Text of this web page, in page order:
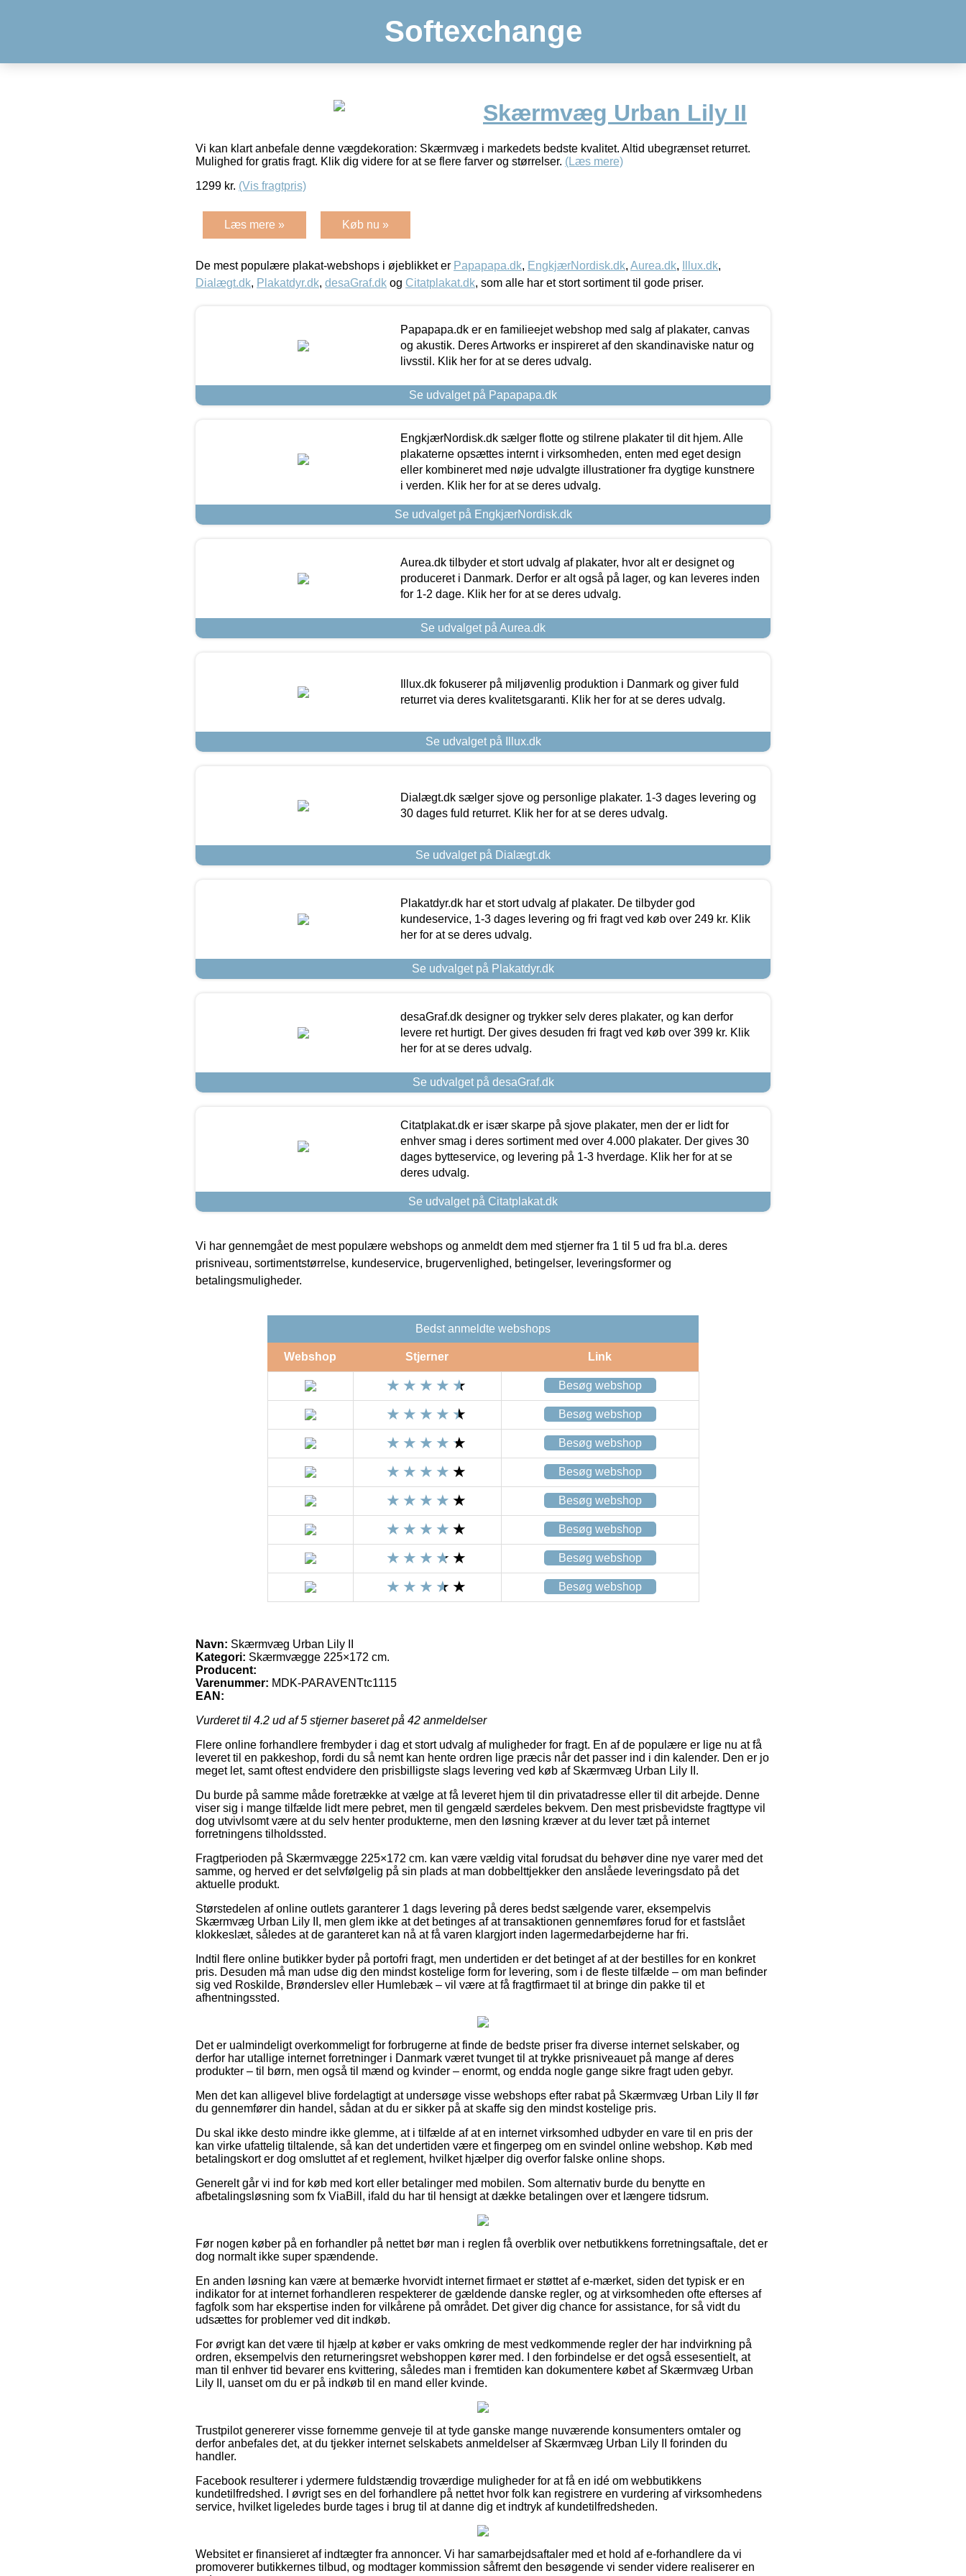
Softexchange
Skærmvæg Urban Lily II
Vi kan klart anbefale denne vægdekoration: Skærmvæg i markedets bedste kvalitet. Altid ubegrænset returret.
Mulighed for gratis fragt. Klik dig videre for at se flere farver og størrelser. (Læs mere)
1299 kr. (Vis fragtpris)
Læs mere » Køb nu »
De mest populære plakat-webshops i øjeblikket er Papapapa.dk, EngkjærNordisk.dk, Aurea.dk, Illux.dk,
Dialægt.dk, Plakatdyr.dk, desaGraf.dk og Citatplakat.dk, som alle har et stort sortiment til gode priser.
Papapapa.dk er en familieejet webshop med salg af plakater, canvas
og akustik. Deres Artworks er inspireret af den skandinaviske natur og
livsstil. Klik her for at se deres udvalg.
Se udvalget på Papapapa.dk
EngkjærNordisk.dk sælger flotte og stilrene plakater til dit hjem. Alle
plakaterne opsættes internt i virksomheden, enten med eget design
eller kombineret med nøje udvalgte illustrationer fra dygtige kunstnere
i verden. Klik her for at se deres udvalg.
Se udvalget på EngkjærNordisk.dk
Aurea.dk tilbyder et stort udvalg af plakater, hvor alt er designet og
produceret i Danmark. Derfor er alt også på lager, og kan leveres inden
for 1-2 dage. Klik her for at se deres udvalg.
Se udvalget på Aurea.dk
Illux.dk fokuserer på miljøvenlig produktion i Danmark og giver fuld
returret via deres kvalitetsgaranti. Klik her for at se deres udvalg.
Se udvalget på Illux.dk
Dialægt.dk sælger sjove og personlige plakater. 1-3 dages levering og
30 dages fuld returret. Klik her for at se deres udvalg.
Se udvalget på Dialægt.dk
Plakatdyr.dk har et stort udvalg af plakater. De tilbyder god
kundeservice, 1-3 dages levering og fri fragt ved køb over 249 kr. Klik
her for at se deres udvalg.
Se udvalget på Plakatdyr.dk
desaGraf.dk designer og trykker selv deres plakater, og kan derfor
levere ret hurtigt. Der gives desuden fri fragt ved køb over 399 kr. Klik
her for at se deres udvalg.
Se udvalget på desaGraf.dk
Citatplakat.dk er især skarpe på sjove plakater, men der er lidt for
enhver smag i deres sortiment med over 4.000 plakater. Der gives 30
dages bytteservice, og levering på 1-3 hverdage. Klik her for at se
deres udvalg.
Se udvalget på Citatplakat.dk
Vi har gennemgået de mest populære webshops og anmeldt dem med stjerner fra 1 til 5 ud fra bl.a. deres
prisniveau, sortimentstørrelse, kundeservice, brugervenlighed, betingelser, leveringsformer og
betalingsmuligheder.
Bedst anmeldte webshops
Webshop Stjerner Link
Besøg webshop
Besøg webshop
Besøg webshop
Besøg webshop
Besøg webshop
Besøg webshop
Besøg webshop
Besøg webshop
Navn: Skærmvæg Urban Lily II
Kategori: Skærmvægge 225×172 cm.
Producent:
Varenummer: MDK-PARAVENTtc1115
EAN:
Vurderet til 4.2 ud af 5 stjerner baseret på 42 anmeldelser
Flere online forhandlere frembyder i dag et stort udvalg af muligheder for fragt. En af de populære er lige nu at få
leveret til en pakkeshop, fordi du så nemt kan hente ordren lige præcis når det passer ind i din kalender. Den er jo
meget let, samt oftest endvidere den prisbilligste slags levering ved køb af Skærmvæg Urban Lily II.
Du burde på samme måde foretrække at vælge at få leveret hjem til din privatadresse eller til dit arbejde. Denne
viser sig i mange tilfælde lidt mere pebret, men til gengæld særdeles bekvem. Den mest prisbevidste fragttype vil
dog utvivlsomt være at du selv henter produkterne, men den løsning kræver at du lever tæt på internet
forretningens tilholdssted.
Fragtperioden på Skærmvægge 225×172 cm. kan være vældig vital forudsat du behøver dine nye varer med det
samme, og herved er det selvfølgelig på sin plads at man dobbelttjekker den anslåede leveringsdato på det
aktuelle produkt.
Størstedelen af online outlets garanterer 1 dags levering på deres bedst sælgende varer, eksempelvis
Skærmvæg Urban Lily II, men glem ikke at det betinges af at transaktionen gennemføres forud for et fastslået
klokkeslæt, således at de garanteret kan nå at få varen klargjort inden lagermedarbejderne har fri.
Indtil flere online butikker byder på portofri fragt, men undertiden er det betinget af at der bestilles for en konkret
pris. Desuden må man udse dig den mindst kostelige form for levering, som i de fleste tilfælde – om man befinder
sig ved Roskilde, Brønderslev eller Humlebæk – vil være at få fragtfirmaet til at bringe din pakke til et
afhentningssted.
Det er ualmindeligt overkommeligt for forbrugerne at finde de bedste priser fra diverse internet selskaber, og
derfor har utallige internet forretninger i Danmark været tvunget til at trykke prisniveauet på mange af deres
produkter – til børn, men også til mænd og kvinder – enormt, og endda nogle gange sikre fragt uden gebyr.
Men det kan alligevel blive fordelagtigt at undersøge visse webshops efter rabat på Skærmvæg Urban Lily II før
du gennemfører din handel, sådan at du er sikker på at skaffe sig den mindst kostelige pris.
Du skal ikke desto mindre ikke glemme, at i tilfælde af at en internet virksomhed udbyder en vare til en pris der
kan virke ufattelig tiltalende, så kan det undertiden være et fingerpeg om en svindel online webshop. Køb med
betalingskort er dog omsluttet af et reglement, hvilket hjælper dig overfor falske online shops.
Generelt går vi ind for køb med kort eller betalinger med mobilen. Som alternativ burde du benytte en
afbetalingsløsning som fx ViaBill, ifald du har til hensigt at dække betalingen over et længere tidsrum.
Før nogen køber på en forhandler på nettet bør man i reglen få overblik over netbutikkens forretningsaftale, det er
dog normalt ikke super spændende.
En anden løsning kan være at bemærke hvorvidt internet firmaet er støttet af e-mærket, siden det typisk er en
indikator for at internet forhandleren respekterer de gældende danske regler, og at virksomheden ofte efterses af
fagfolk som har ekspertise inden for vilkårene på området. Det giver dig chance for assistance, for så vidt du
udsættes for problemer ved dit indkøb.
For øvrigt kan det være til hjælp at køber er vaks omkring de mest vedkommende regler der har indvirkning på
ordren, eksempelvis den returneringsret webshoppen kører med. I den forbindelse er det også essesentielt, at
man til enhver tid bevarer ens kvittering, således man i fremtiden kan dokumentere købet af Skærmvæg Urban
Lily II, uanset om du er på indkøb til en mand eller kvinde.
Trustpilot genererer visse fornemme genveje til at tyde ganske mange nuværende konsumenters omtaler og
derfor anbefales det, at du tjekker internet selskabets anmeldelser af Skærmvæg Urban Lily II forinden du
handler.
Facebook resulterer i ydermere fuldstændig troværdige muligheder for at få en idé om webbutikkens
kundetilfredshed. I øvrigt ses en del forhandlere på nettet hvor folk kan registrere en vurdering af virksomhedens
service, hvilket ligeledes burde tages i brug til at danne dig et indtryk af kundetilfredsheden.
Websitet er finansieret af indtægter fra annoncer. Vi har samarbejdsaftaler med et hold af e-forhandlere da vi
promoverer butikkernes tilbud, og modtager kommission såfremt den besøgende vi sender videre realiserer en